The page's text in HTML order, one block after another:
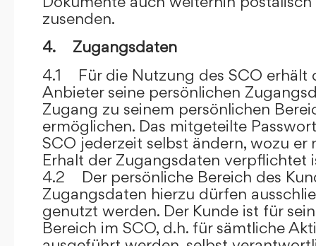
zusenden.
4. Zugangsdaten
4.1 Für die Nutzung des SCO erhält
Anbieter seine persönlichen
Zugang zu seinem persönlichen
ermöglichen. Das mitgeteilte
SCO jederzeit selbst ändern, wozu er
Erhalt der Zugangsdaten verpflichtet
4.2 Der persönliche Bereich des
Zugangsdaten hierzu dürfen
genutzt werden. Der Kunde ist für
Bereich im SCO, d.h. für sämtliche